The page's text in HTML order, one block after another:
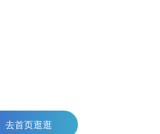
去首页逛逛